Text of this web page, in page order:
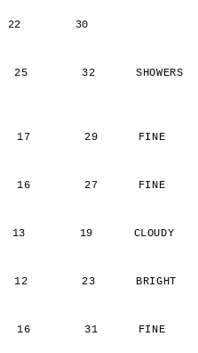
22        30
25        32      SHOWERS
17        29      FINE
16        27      FINE
13        19      CLOUDY
12        23      BRIGHT
16        31      FINE